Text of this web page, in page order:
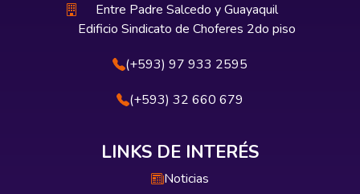
Entre Padre Salcedo y Guayaquil
Edificio Sindicato de Choferes 2do piso
(+593) 97 933 2595
(+593) 32 660 679
LINKS DE INTERÉS
Noticias